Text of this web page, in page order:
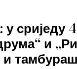
у
и